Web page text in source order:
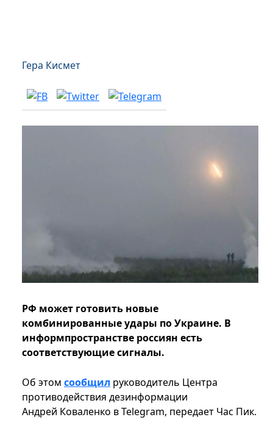
Гера Кисмет
РФ может готовить новые
комбинированные удары по Украине. В
информпространстве россиян есть
соответствующие сигналы.
Об этом сообщил руководитель Центра
противодействия дезинформации
Андрей Коваленко в Telegram, передает Час Пик.